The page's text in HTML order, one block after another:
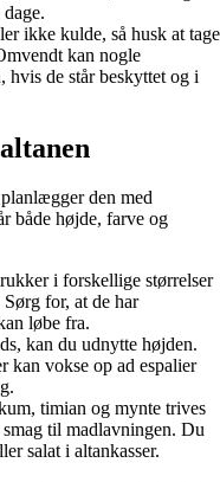
ikke kulde, så husk at tage
kan nogle
hvis de står beskyttet og i
den med
både højde, farve og
i forskellige størrelser
for, at de har
løbe fra.
kan du udnytte højden.
kan vokse op ad espalier
timian og mynte trives
til madlavningen. Du
salat i altankasser.